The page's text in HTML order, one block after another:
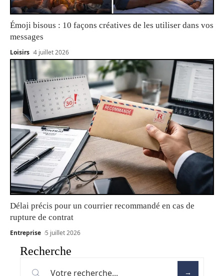
Émoji bisous : 10 façons créatives de les utiliser dans vos
messages
Loisirs 4 juillet 2026
Délai précis pour un courrier recommandé en cas de
rupture de contrat
Entreprise 5 juillet 2026
Recherche